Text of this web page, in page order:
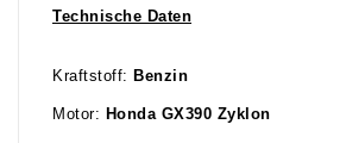
Technische Daten
Kraftstoff: Benzin
Motor: Honda GX390 Zyklon